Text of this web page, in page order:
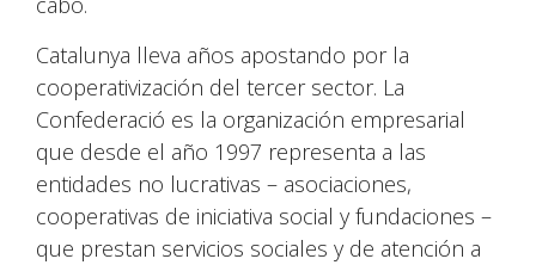
Catalunya lleva años apostando por la
cooperativización del tercer sector. La
Confederació es la organización empresarial
que desde el año 1997 representa a las
entidades no lucrativas – asociaciones,
cooperativas de iniciativa social y fundaciones –
que prestan servicios sociales y de atención a